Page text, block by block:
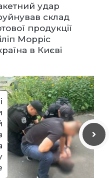
удар
склад
продукції
Морріс
в Києві